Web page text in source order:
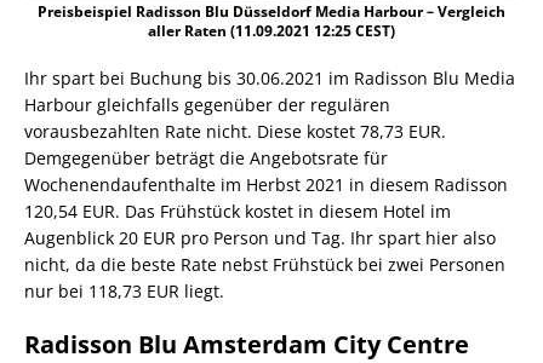
Preisbeispiel Radisson Blu Düsseldorf Media Harbour – Vergleich
aller Raten (11.09.2021 12:25 CEST)
Ihr spart bei Buchung bis 30.06.2021 im Radisson Blu Media
Harbour gleichfalls gegenüber der regulären
vorausbezahlten Rate nicht. Diese kostet 78,73 EUR.
Demgegenüber beträgt die Angebotsrate für
Wochenendaufenthalte im Herbst 2021 in diesem Radisson
120,54 EUR. Das Frühstück kostet in diesem Hotel im
Augenblick 20 EUR pro Person und Tag. Ihr spart hier also
nicht, da die beste Rate nebst Frühstück bei zwei Personen
nur bei 118,73 EUR liegt.
Radisson Blu Amsterdam City Centre